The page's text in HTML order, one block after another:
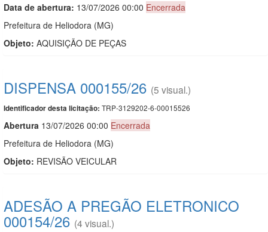
Data de abertura: 13/07/2026 00:00 Encerrada
Prefeitura de Heliodora (MG)
Objeto: AQUISIÇÃO DE PEÇAS
DISPENSA 000155/26 (5 visual.)
Identificador desta licitação: TRP-3129202-6-00015526
Abertura 13/07/2026 00:00 Encerrada
Prefeitura de Heliodora (MG)
Objeto: REVISÃO VEICULAR
ADESÃO A PREGÃO ELETRONICO
000154/26 (4 visual.)